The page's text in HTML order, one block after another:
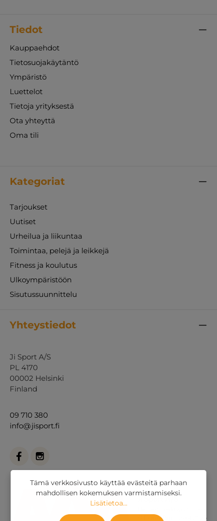
Tiedot
Kauppaehdot
Tietosuojakäytäntö
Ympäristö
Luettelot
Tietoja yrityksestä
Ota yhteyttä
Oma tili
Kategoriat
Tarjoukset
Uutiset
Urheilua ja liikuntaa
Toimintaa, pelejä ja leikkejä
Fitness ja koulutus
Ulkoympäristöön
Sisutussuunnittelu
Yhteystiedot
Ji Sport A/S
PL 4170
00002 Helsinki
Finland
09 710 380
info@jisport.fi
Tämä verkkosivusto käyttää evästeitä parhaan
mahdollisen kokemuksen varmistamiseksi.
Lisätietoa...